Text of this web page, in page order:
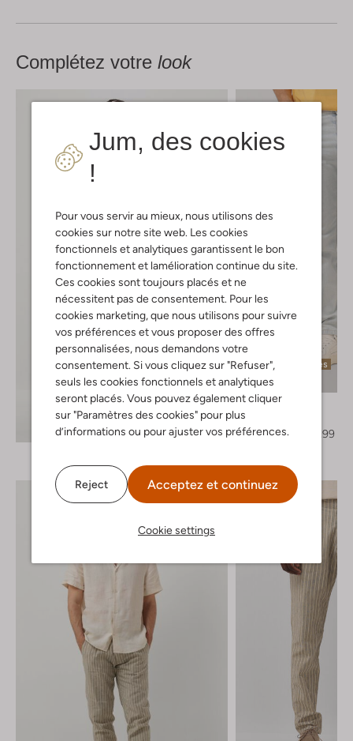
Jum, des cookies
!
Pour vous servir au mieux, nous utilisons des
cookies sur notre site web. Les cookies
fonctionnels et analytiques garantissent le bon
fonctionnement et lamélioration continue du site.
Ces cookies sont toujours placés et ne
nécessitent pas de consentement. Pour les
cookies marketing, que nous utilisons pour suivre
vos préférences et vous proposer des offres
personnalisées, nous demandons votre
consentement. Si vous cliquez sur "Refuser",
seuls les cookies fonctionnels et analytiques
seront placés. Vous pouvez également cliquer
sur "Paramètres des cookies" pour plus
d’informations ou pour ajuster vos préférences.
Reject Acceptez et continuez
Cookie settings
Complétez votre look
Découvrez le look
Dernières pièces
-60%
Drykorn
€ 169,95
€ 67,99